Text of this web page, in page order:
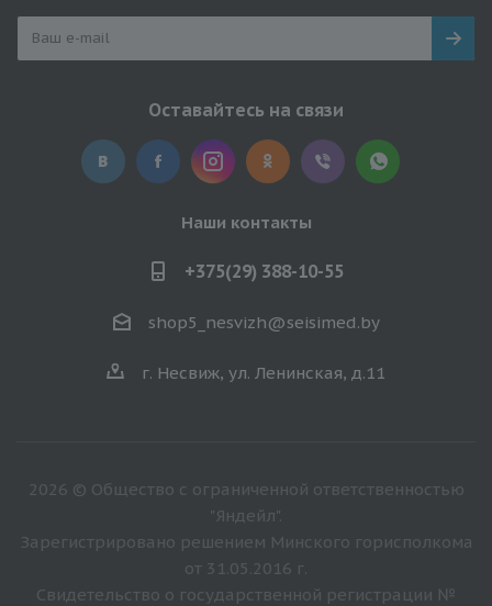
Оставайтесь на связи
Наши контакты
+375(29) 388-10-55
shop5_nesvizh@seisimed.by
г. Несвиж, ул. Ленинская, д.11
2026 © Общество с ограниченной ответственностью
"Яндейл".
Зарегистрировано решением Минского горисполкома
от 31.05.2016 г.
Свидетельство о государственной регистрации №